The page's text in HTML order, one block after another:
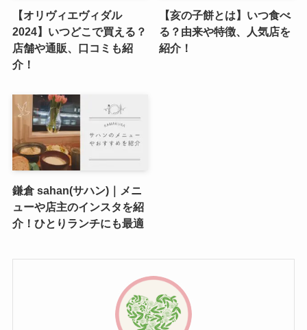
【オリヴィエヴィダル
2024】いつどこで買える？
店舗や通販、口コミも紹
介！
【亥の子餅とは】いつ食べ
る？由来や特徴、人気店を
紹介！
鎌倉 sahan(サハン)｜メニ
ューや店主のインスタを紹
介！ひとりランチにも最適